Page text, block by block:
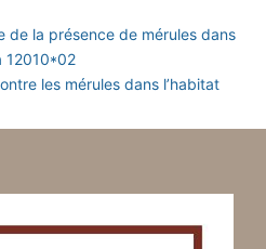
de la présence de mérules dans
12010*02
les mérules dans l’habitat